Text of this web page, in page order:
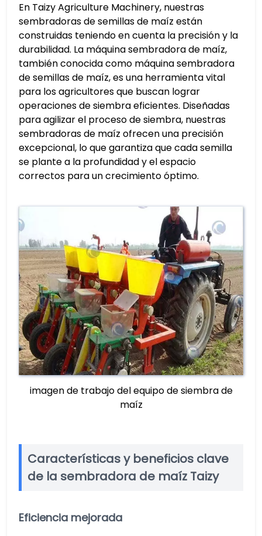
En Taizy Agriculture Machinery, nuestras
sembradoras de semillas de maíz están
construidas teniendo en cuenta la precisión y la
durabilidad. La máquina sembradora de maíz,
también conocida como máquina sembradora
de semillas de maíz, es una herramienta vital
para los agricultores que buscan lograr
operaciones de siembra eficientes. Diseñadas
para agilizar el proceso de siembra, nuestras
sembradoras de maíz ofrecen una precisión
excepcional, lo que garantiza que cada semilla
se plante a la profundidad y el espacio
correctos para un crecimiento óptimo.
imagen de trabajo del equipo de siembra de
maíz
Características y beneficios clave
de la sembradora de maíz Taizy
Eficiencia mejorada